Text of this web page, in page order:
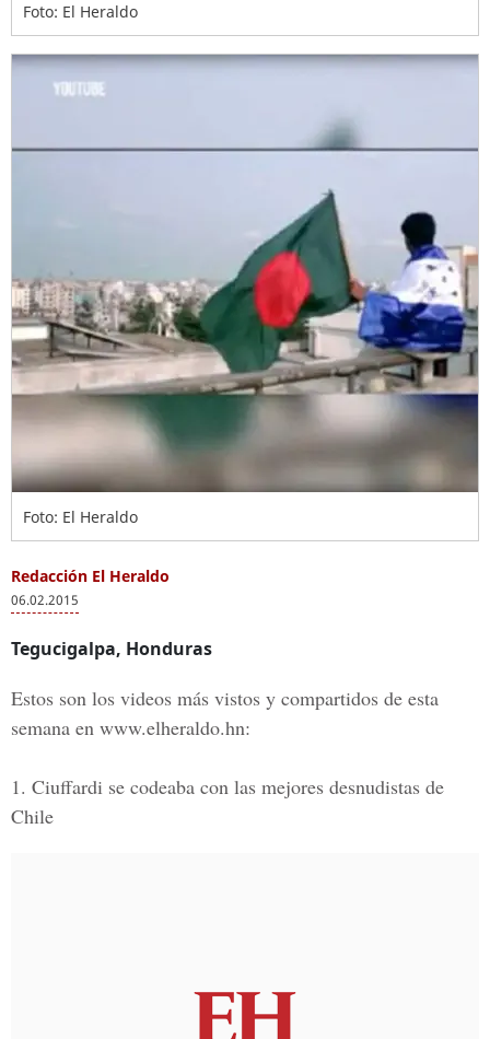
Foto: El Heraldo
Foto: El Heraldo
Redacción El Heraldo
06.02.2015
Tegucigalpa, Honduras
Estos son los videos más vistos y compartidos de esta
semana en www.elheraldo.hn:
1. Ciuffardi se codeaba con las mejores desnudistas de
Chile